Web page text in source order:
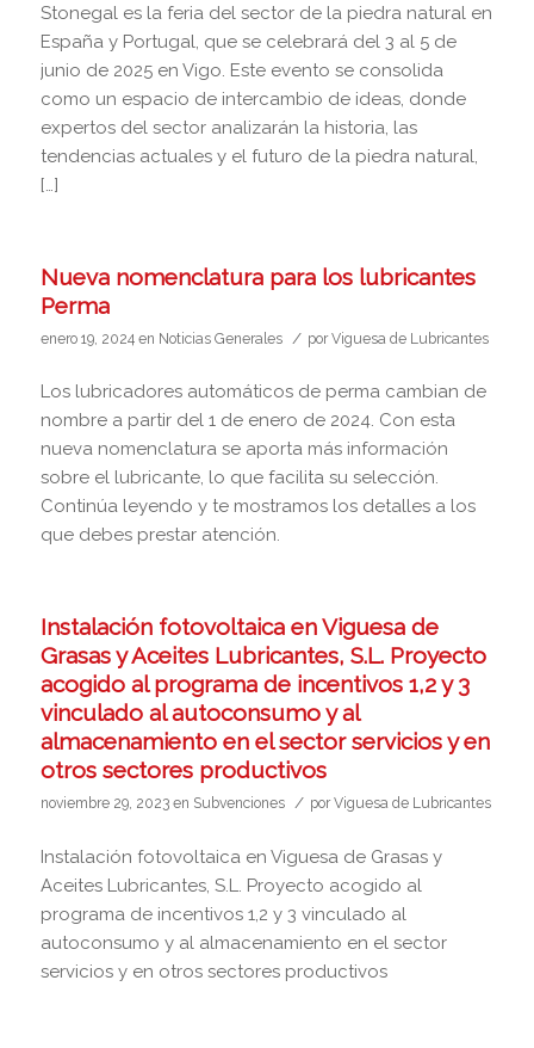
Stonegal es la feria del sector de la piedra natural en
España y Portugal, que se celebrará del 3 al 5 de
junio de 2025 en Vigo. Este evento se consolida
como un espacio de intercambio de ideas, donde
expertos del sector analizarán la historia, las
tendencias actuales y el futuro de la piedra natural,
[…]
Nueva nomenclatura para los lubricantes
Perma
enero 19, 2024 en Noticias Generales / porViguesa de Lubricantes
Los lubricadores automáticos de perma cambian de
nombre a partir del 1 de enero de 2024. Con esta
nueva nomenclatura se aporta más información
sobre el lubricante, lo que facilita su selección.
Continúa leyendo y te mostramos los detalles a los
que debes prestar atención.
Instalación fotovoltaica en Viguesa de
Grasas y Aceites Lubricantes, S.L. Proyecto
acogido al programa de incentivos 1,2 y 3
vinculado al autoconsumo y al
almacenamiento en el sector servicios y en
otros sectores productivos
noviembre 29, 2023 en Subvenciones / porViguesa de Lubricantes
Instalación fotovoltaica en Viguesa de Grasas y
Aceites Lubricantes, S.L. Proyecto acogido al
programa de incentivos 1,2 y 3 vinculado al
autoconsumo y al almacenamiento en el sector
servicios y en otros sectores productivos